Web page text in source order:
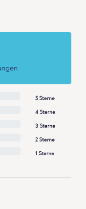
5 Sterne
4 Sterne
3 Sterne
2 Sterne
1 Sterne